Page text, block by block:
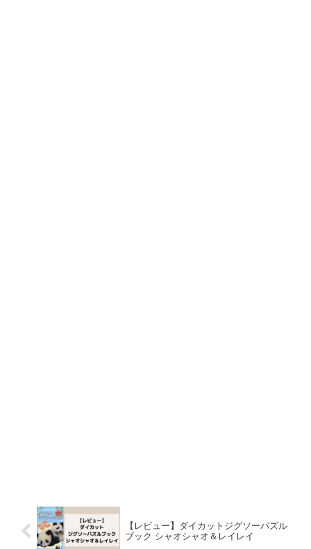
【レビュー】ダイカットジグソーパズル
ブック シャオシャオ＆レイレイ